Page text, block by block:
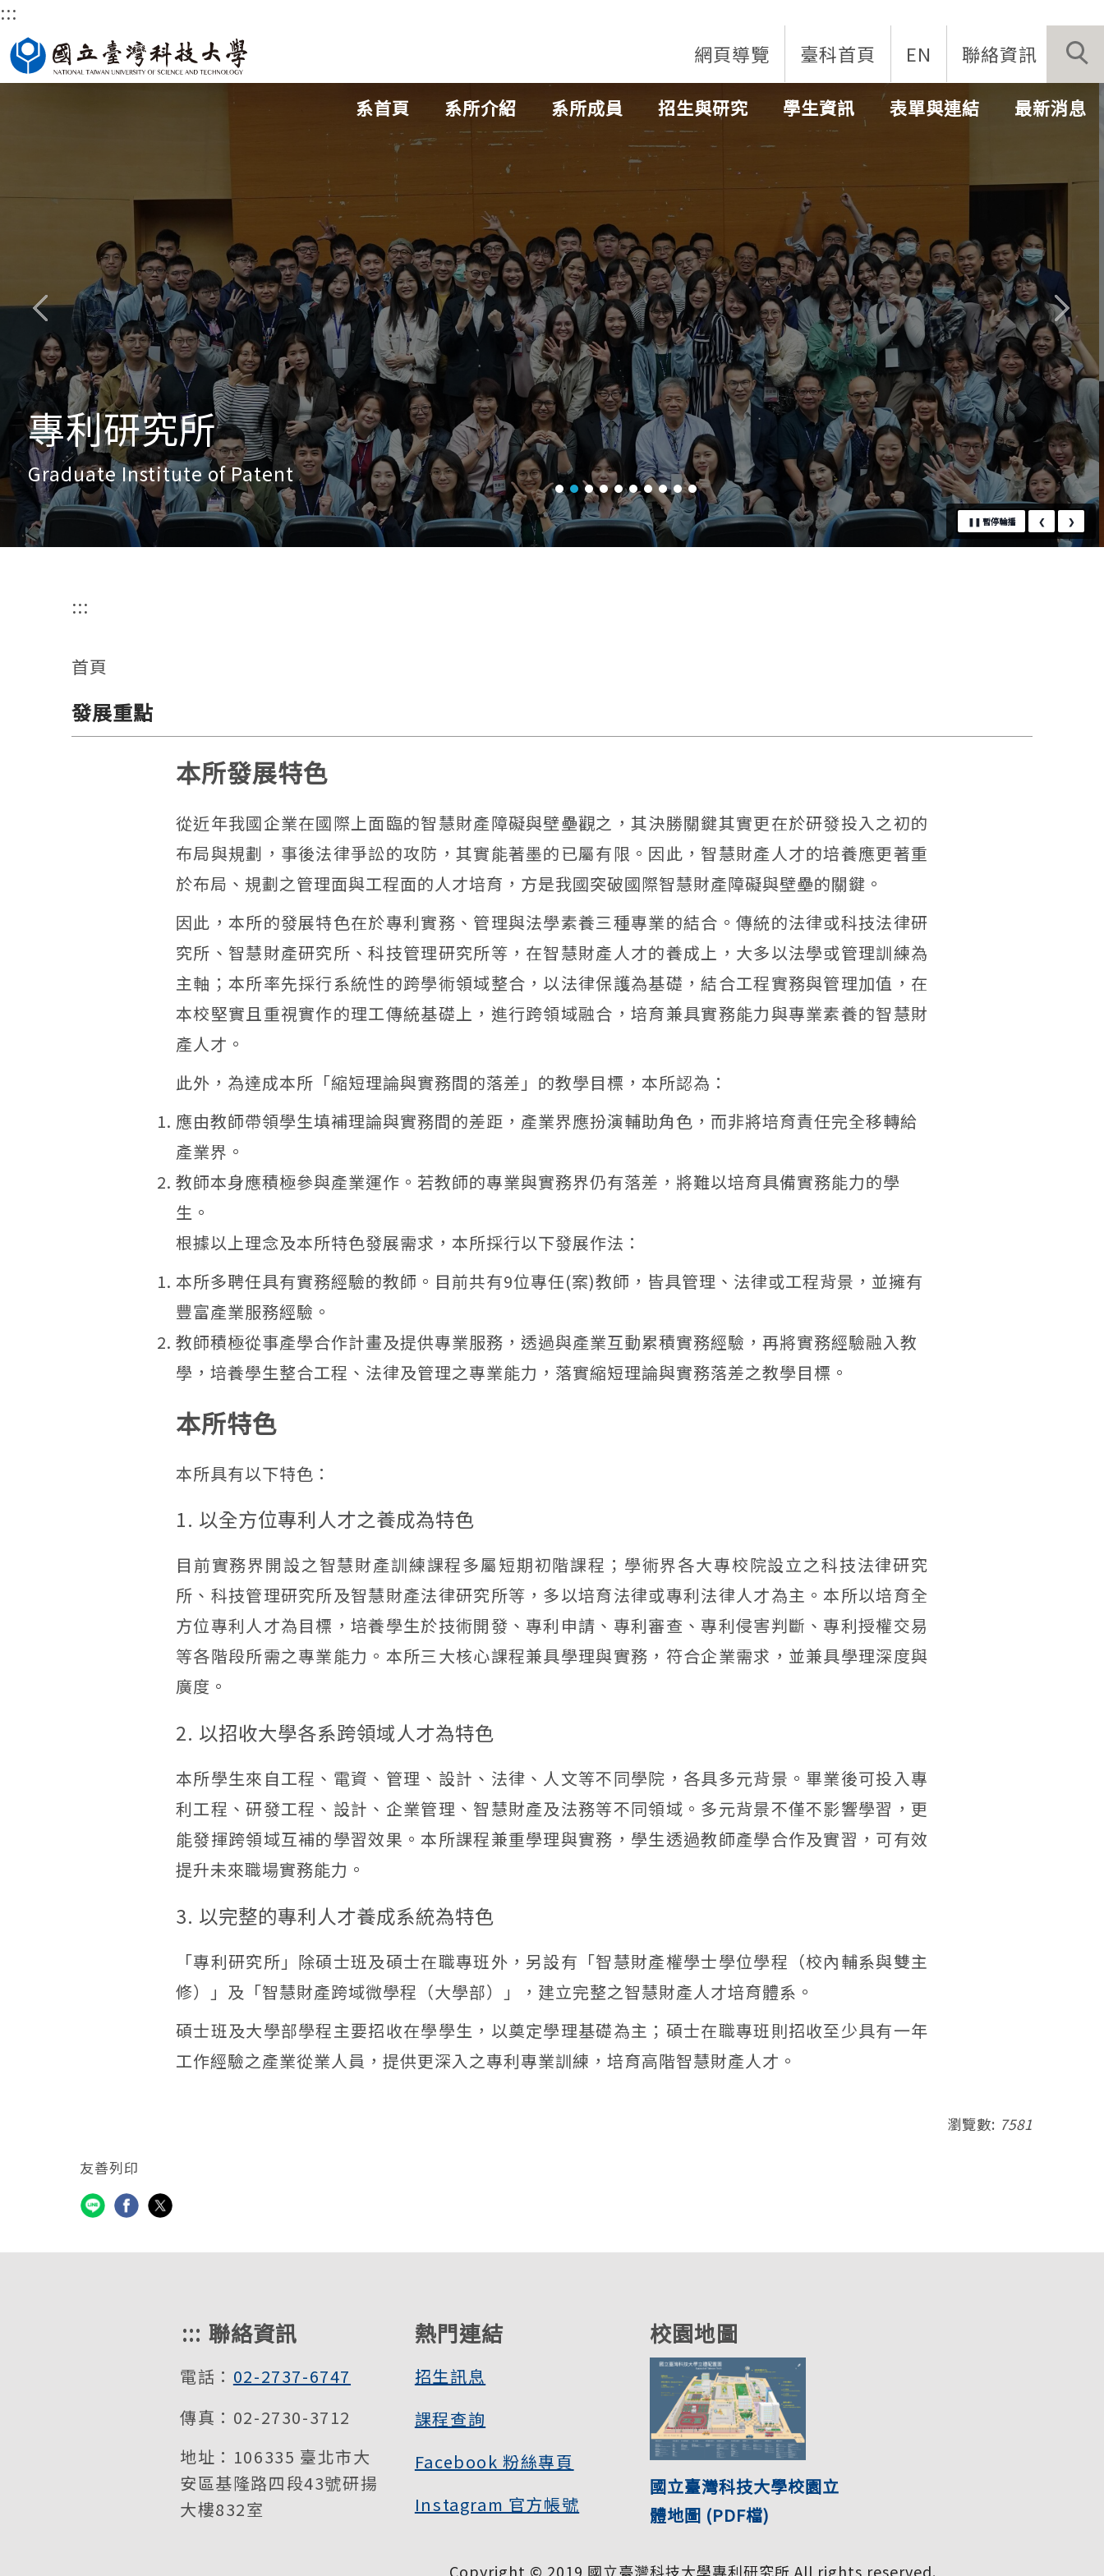
跳
到
主
:::
國立臺灣科技大學首頁 網頁導覽 臺科首頁 EN 聯絡資訊
系首頁 系所介紹 系所成員 招生與研究 學生資訊 表單與連結 最新消息
❚❚ 暫停輪播 ❮ ❯
專利研究所
Graduate Institute of Patent
:::
首頁
發展重點
本所發展特色
從近年我國企業在國際上面臨的智慧財產障礙與壁壘觀之，其決勝關鍵其實更在於研發投入之初的
布局與規劃，事後法律爭訟的攻防，其實能著墨的已屬有限。因此，智慧財產人才的培養應更著重
於布局、規劃之管理面與工程面的人才培育，方是我國突破國際智慧財產障礙與壁壘的關鍵。
因此，本所的發展特色在於專利實務、管理與法學素養三種專業的結合。傳統的法律或科技法律研
究所、智慧財產研究所、科技管理研究所等，在智慧財產人才的養成上，大多以法學或管理訓練為
主軸；本所率先採行系統性的跨學術領域整合，以法律保護為基礎，結合工程實務與管理加值，在
本校堅實且重視實作的理工傳統基礎上，進行跨領域融合，培育兼具實務能力與專業素養的智慧財
產人才。
此外，為達成本所「縮短理論與實務間的落差」的教學目標，本所認為：
應由教師帶領學生填補理論與實務間的差距，產業界應扮演輔助角色，而非將培育責任完全移轉給
產業界。
教師本身應積極參與產業運作。若教師的專業與實務界仍有落差，將難以培育具備實務能力的學
生。
根據以上理念及本所特色發展需求，本所採行以下發展作法：
本所多聘任具有實務經驗的教師。目前共有9位專任(案)教師，皆具管理、法律或工程背景，並擁有
豐富產業服務經驗。
教師積極從事產學合作計畫及提供專業服務，透過與產業互動累積實務經驗，再將實務經驗融入教
學，培養學生整合工程、法律及管理之專業能力，落實縮短理論與實務落差之教學目標。
本所特色
本所具有以下特色：
1. 以全方位專利人才之養成為特色
目前實務界開設之智慧財產訓練課程多屬短期初階課程；學術界各大專校院設立之科技法律研究
所、科技管理研究所及智慧財產法律研究所等，多以培育法律或專利法律人才為主。本所以培育全
方位專利人才為目標，培養學生於技術開發、專利申請、專利審查、專利侵害判斷、專利授權交易
等各階段所需之專業能力。本所三大核心課程兼具學理與實務，符合企業需求，並兼具學理深度與
廣度。
2. 以招收大學各系跨領域人才為特色
本所學生來自工程、電資、管理、設計、法律、人文等不同學院，各具多元背景。畢業後可投入專
利工程、研發工程、設計、企業管理、智慧財產及法務等不同領域。多元背景不僅不影響學習，更
能發揮跨領域互補的學習效果。本所課程兼重學理與實務，學生透過教師產學合作及實習，可有效
提升未來職場實務能力。
3. 以完整的專利人才養成系統為特色
「專利研究所」除碩士班及碩士在職專班外，另設有「智慧財產權學士學位學程（校內輔系與雙主
修）」及「智慧財產跨域微學程（大學部）」，建立完整之智慧財產人才培育體系。
碩士班及大學部學程主要招收在學學生，以奠定學理基礎為主；碩士在職專班則招收至少具有一年
工作經驗之產業從業人員，提供更深入之專利專業訓練，培育高階智慧財產人才。
瀏覽數: 7581
友善列印
::: 聯絡資訊
電話： 02-2737-6747
傳真：02-2730-3712
地址：106335 臺北市大
安區基隆路四段43號研揚
大樓832室
熱門連結
招生訊息
課程查詢
Facebook 粉絲專頁
Instagram 官方帳號
校園地圖
國立臺灣科技大學校園立
體地圖 (PDF檔)
Copyright © 2019 國立臺灣科技大學專利研究所 All rights reserved.